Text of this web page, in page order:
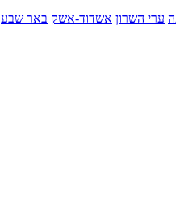
ערי השרון אשדוד-אשק באר שבע